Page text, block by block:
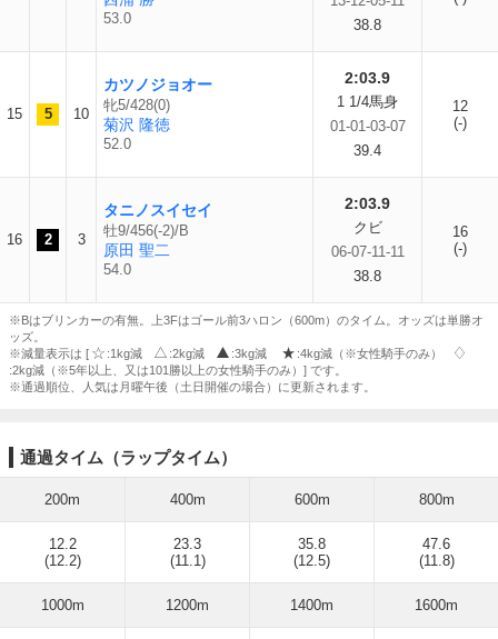
53.0
38.8
15 5 10
カツノジョオー
牝5/428(0)
菊沢 隆徳
52.0
2:03.9
1 1/4馬身
01-01-03-07
39.4
12
(-)
16 2 3
タニノスイセイ
牡9/456(-2)/B
原田 聖二
54.0
2:03.9
クビ
06-07-11-11
38.8
16
(-)
※Bはブリンカーの有無。上3Fはゴール前3ハロン（600m）のタイム。オッズは単勝オ
ッズ。
※減量表示は [
:1kg減 :2kg減 :3kg減
:4kg減（※女性騎手のみ）
:2kg減（※5年以上、又は101勝以上の女性騎手のみ）] です。
※通過順位、人気は月曜午後（土日開催の場合）に更新されます。
通過タイム（ラップタイム）
200m 400m 600m 800m
12.2
(12.2)
23.3
(11.1)
35.8
(12.5)
47.6
(11.8)
1000m 1200m 1400m 1600m